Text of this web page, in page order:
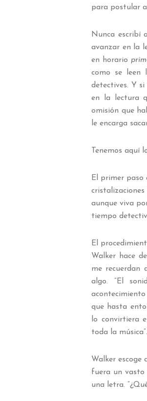
para postular
Nunca escribí
avanzar en la
en horario
como se leen
detectives. Y
en la lectura
omisión que
le encarga
Tenemos aquí
El primer paso
aunque viva
tiempo
El
Walker hace
me recuerdan
algo. “El
que hasta
lo convirtiera
toda la música”.
Walker escoge
fuera un vasto
una letra.